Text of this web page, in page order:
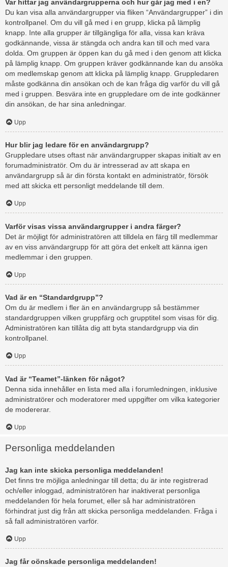
Var hittar jag användargrupperna och hur går jag med i en?
Du kan visa alla användargrupper via fliken “Användargrupper” i din
kontrollpanel. Om du vill gå med i en grupp, klicka på lämplig
knapp. Inte alla grupper är tillgängliga för alla, vissa kan kräva
godkännande, vissa är stängda och andra kan till och med vara
dolda. Om gruppen är öppen kan du gå med i den genom att klicka
på lämplig knapp. Om gruppen kräver godkännande kan du ansöka
om medlemskap genom att klicka på lämplig knapp. Gruppledaren
måste godkänna din ansökan och de kan fråga dig varför du vill gå
med i gruppen. Besvära inte en gruppledare om de inte godkänner
din ansökan, de har sina anledningar.
Upp
Hur blir jag ledare för en användargrupp?
Gruppledare utses oftast när användargrupper skapas initialt av en
forumadministratör. Om du är intresserad av att skapa en
användargrupp så är din första kontakt en administratör, försök
med att skicka ett personligt meddelande till dem.
Upp
Varför visas vissa användargrupper i andra färger?
Det är möjligt för administratören att tilldela en färg till medlemmar
av en viss användargrupp för att göra det enkelt att känna igen
medlemmar i den gruppen.
Upp
Vad är en “Standardgrupp”?
Om du är medlem i fler än en användargrupp så bestämmer
standardgruppen vilken gruppfärg och grupptitel som visas för dig.
Administratören kan tillåta dig att byta standardgrupp via din
kontrollpanel.
Upp
Vad är “Teamet”-länken för något?
Denna sida innehåller en lista med alla i forumledningen, inklusive
administratörer och moderatorer med uppgifter om vilka kategorier
de modererar.
Upp
Personliga meddelanden
Jag kan inte skicka personliga meddelanden!
Det finns tre möjliga anledningar till detta; du är inte registrerad
och/eller inloggad, administratören har inaktiverat personliga
meddelanden för hela forumet, eller så har administratören
förhindrat just dig från att skicka personliga meddelanden. Fråga i
så fall administratören varför.
Upp
Jag får oönskade personliga meddelanden!